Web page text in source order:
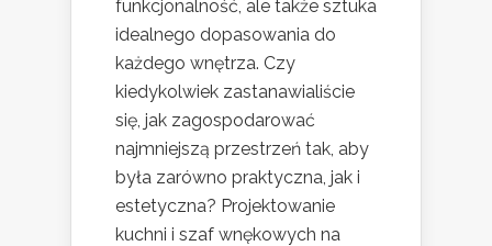
funkcjonalność, ale także sztuka
idealnego dopasowania do
każdego wnętrza. Czy
kiedykolwiek zastanawialiście
się, jak zagospodarować
najmniejszą przestrzeń tak, aby
była zarówno praktyczna, jak i
estetyczna? Projektowanie
kuchni i szaf wnękowych na